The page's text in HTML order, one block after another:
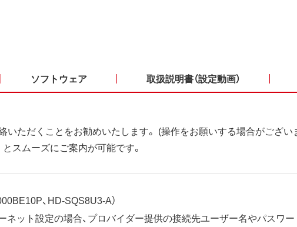
ソフトウェア 取扱説明書（設定動画）
いただくことをお勧めいたします。 (操作をお願いする場合がござい
スムーズにご案内が可能です。
、HD-SQS8U3-A）
ネット設定の場合、プロバイダー提供の接続先ユーザー名やパスワ